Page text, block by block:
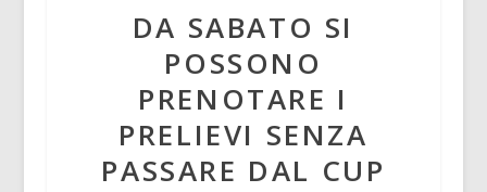
DA SABATO SI
POSSONO
PRENOTARE I
PRELIEVI SENZA
PASSARE DAL CUP